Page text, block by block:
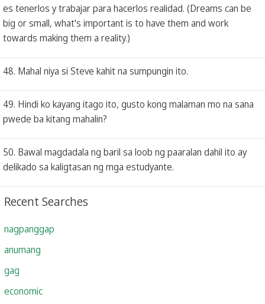
es tenerlos y trabajar para hacerlos realidad. (Dreams can be
big or small, what's important is to have them and work
towards making them a reality.)
48. Mahal niya si Steve kahit na sumpungin ito.
49. Hindi ko kayang itago ito, gusto kong malaman mo na sana
pwede ba kitang mahalin?
50. Bawal magdadala ng baril sa loob ng paaralan dahil ito ay
delikado sa kaligtasan ng mga estudyante.
Recent Searches
nagpanggap
anumang
gag
economic